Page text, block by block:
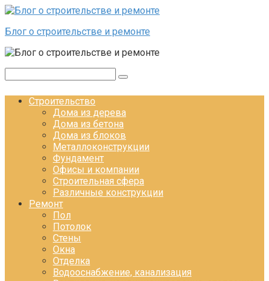
Перейти к контенту
Блог о строительстве и ремонте
Строительство
Дома из дерева
Дома из бетона
Дома из блоков
Металлоконструкции
Фундамент
Офисы и компании
Строительная сфера
Различные конструкции
Ремонт
Пол
Потолок
Стены
Окна
Отделка
Водооснабжение, канализация